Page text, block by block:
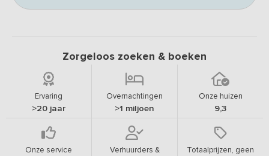
Zorgeloos zoeken & boeken
Ervaring
>20 jaar
Overnachtingen
>1 miljoen
Onze huizen
9,3
Onze service
Verhuurders &
Totaalprijzen, geen